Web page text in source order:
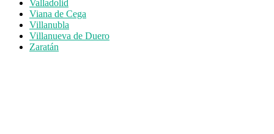
Valladolid
Viana de Cega
Villanubla
Villanueva de Duero
Zaratán